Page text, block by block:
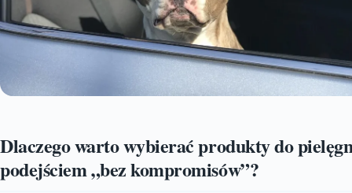
Dlaczego warto wybierać produkty do
podejściem „bez kompromisów”?